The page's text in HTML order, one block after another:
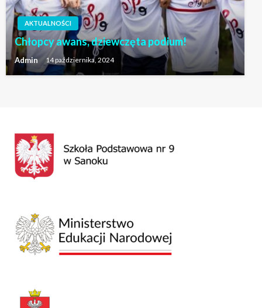
AKTUALNOŚCI
Chłopcy awans, dziewczęta podium!
Admin 14 października, 2024